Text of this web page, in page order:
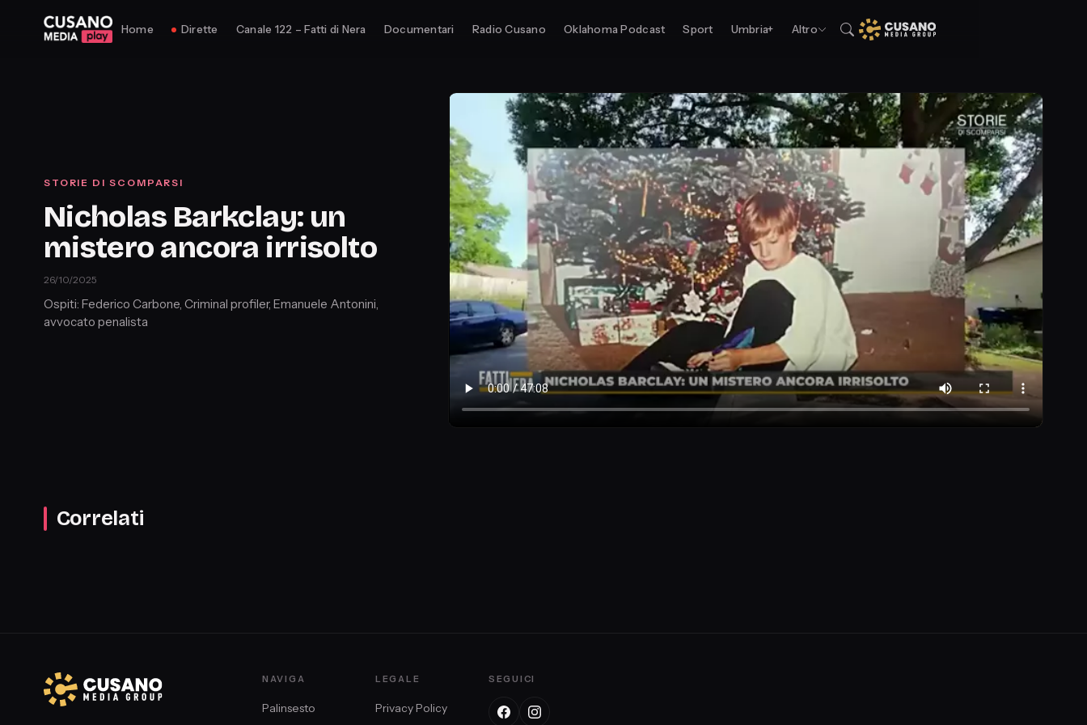
Home Dirette Canale 122 – Fatti di Nera Documentari Radio Cusano Oklahoma Podcast Sport Umbria+ Altro
STORIE DI SCOMPARSI
Nicholas Barkclay: un
mistero ancora irrisolto
26/10/2025
Ospiti: Federico Carbone, Criminal profiler, Emanuele Antonini,
avvocato penalista
Correlati
NAVIGA
Palinsesto
LEGALE
Privacy Policy
SEGUICI